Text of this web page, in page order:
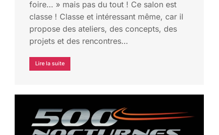
foire… » mais pas du tout ! Ce salon est
classe ! Classe et intéressant même, car il
propose des ateliers, des concepts, des
projets et des rencontres…
Lire la suite